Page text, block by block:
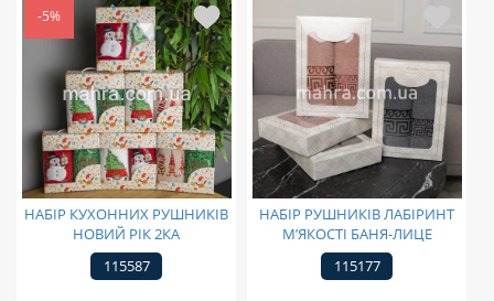
-5%
НАБІР КУХОННИХ РУШНИКІВ
НОВИЙ РІК 2КА
115587
НАБІР РУШНИКІВ ЛАБІРИНТ
М’ЯКОСТІ БАНЯ-ЛИЦЕ
115177